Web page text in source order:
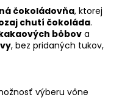
čokoládovňa, ktorej
chutí čokoláda.
bôbov a
, bez pridaných tukov,
výberu vône